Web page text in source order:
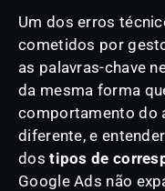
Um dos erros
cometidos por
as palavras-chave
da mesma forma
comportamento do
diferente, e
dostipos de
Google Ads não